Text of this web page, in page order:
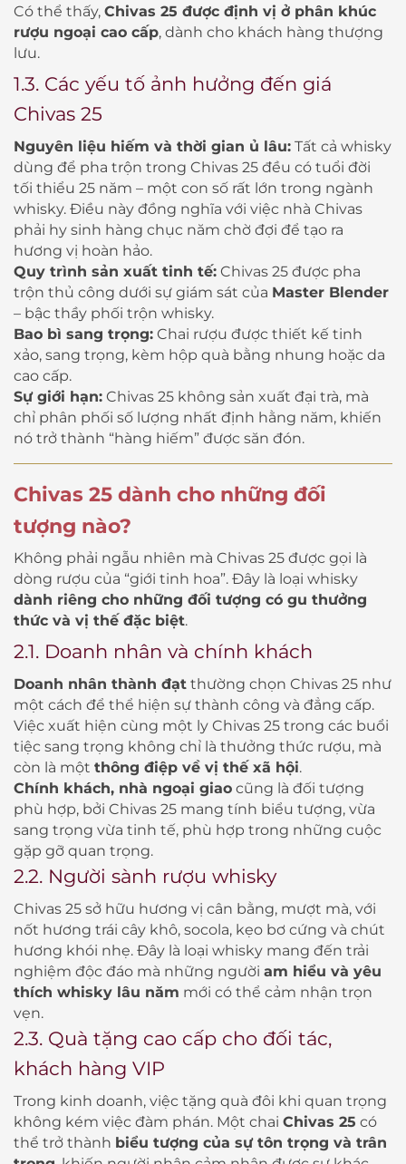
Có thể thấy, Chivas 25 được định vị ở phân khúc
rượu ngoại cao cấp, dành cho khách hàng thượng
lưu.
1.3. Các yếu tố ảnh hưởng đến giá
Chivas 25
Nguyên liệu hiếm và thời gian ủ lâu: Tất cả whisky
dùng để pha trộn trong Chivas 25 đều có tuổi đời
tối thiểu 25 năm – một con số rất lớn trong ngành
whisky. Điều này đồng nghĩa với việc nhà Chivas
phải hy sinh hàng chục năm chờ đợi để tạo ra
hương vị hoàn hảo.
Quy trình sản xuất tinh tế: Chivas 25 được pha
trộn thủ công dưới sự giám sát của Master Blender
– bậc thầy phối trộn whisky.
Bao bì sang trọng: Chai rượu được thiết kế tinh
xảo, sang trọng, kèm hộp quà bằng nhung hoặc da
cao cấp.
Sự giới hạn: Chivas 25 không sản xuất đại trà, mà
chỉ phân phối số lượng nhất định hằng năm, khiến
nó trở thành “hàng hiếm” được săn đón.
Chivas 25 dành cho những đối
tượng nào?
Không phải ngẫu nhiên mà Chivas 25 được gọi là
dòng rượu của “giới tinh hoa”. Đây là loại whisky
dành riêng cho những đối tượng có gu thưởng
thức và vị thế đặc biệt.
2.1. Doanh nhân và chính khách
Doanh nhân thành đạt thường chọn Chivas 25 như
một cách để thể hiện sự thành công và đẳng cấp.
Việc xuất hiện cùng một ly Chivas 25 trong các buổi
tiệc sang trọng không chỉ là thưởng thức rượu, mà
còn là một thông điệp về vị thế xã hội.
Chính khách, nhà ngoại giao cũng là đối tượng
phù hợp, bởi Chivas 25 mang tính biểu tượng, vừa
sang trọng vừa tinh tế, phù hợp trong những cuộc
gặp gỡ quan trọng.
2.2. Người sành rượu whisky
Chivas 25 sở hữu hương vị cân bằng, mượt mà, với
nốt hương trái cây khô, socola, kẹo bơ cứng và chút
hương khói nhẹ. Đây là loại whisky mang đến trải
nghiệm độc đáo mà những người am hiểu và yêu
thích whisky lâu năm mới có thể cảm nhận trọn
vẹn.
2.3. Quà tặng cao cấp cho đối tác,
khách hàng VIP
Trong kinh doanh, việc tặng quà đôi khi quan trọng
không kém việc đàm phán. Một chai Chivas 25 có
thể trở thành biểu tượng của sự tôn trọng và trân